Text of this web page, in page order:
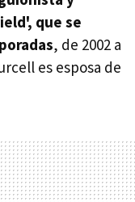
que se
, de 2002 a
es esposa de